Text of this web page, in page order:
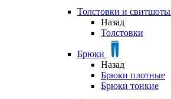
Толстовки и свитшоты
Назад
Толстовки
Брюки
Назад
Брюки плотные
Брюки тонкие